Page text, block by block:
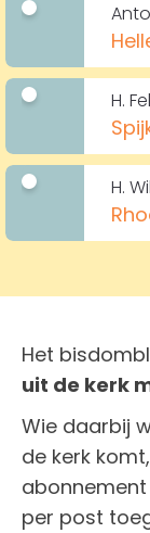
H.
H.
Het
uit de kerk
Wie daarbij
de kerk
per post